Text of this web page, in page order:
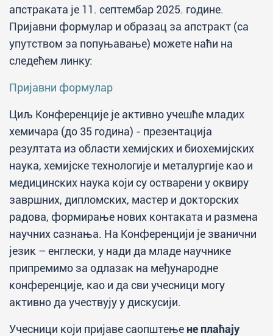
апстраката је 11. септембар 2025. године.
Пријавни формулар и образац за апстракт (са
упутством за попуњавање) можете наћи на
следећем линку:
Пријавни формулар
Циљ Конференције је активно учешће младих
хемичара (до 35 година) - презентација
резултата из области хемијских и биохемијских
наука, хемијске технологије и металургије као и
медицинских наука који су остварени у оквиру
завршних, дипломских, мастер и докторских
радова, формирање нових контаката и размена
научних сазнања. На Конференцији је званични
језик – енглески, у нади да младе научнике
припремимо за одлазак на међународне
конференције, као и да сви учесници могу
активно да учествују у дискусији.
Учесници који пријаве саопштење не плаћају